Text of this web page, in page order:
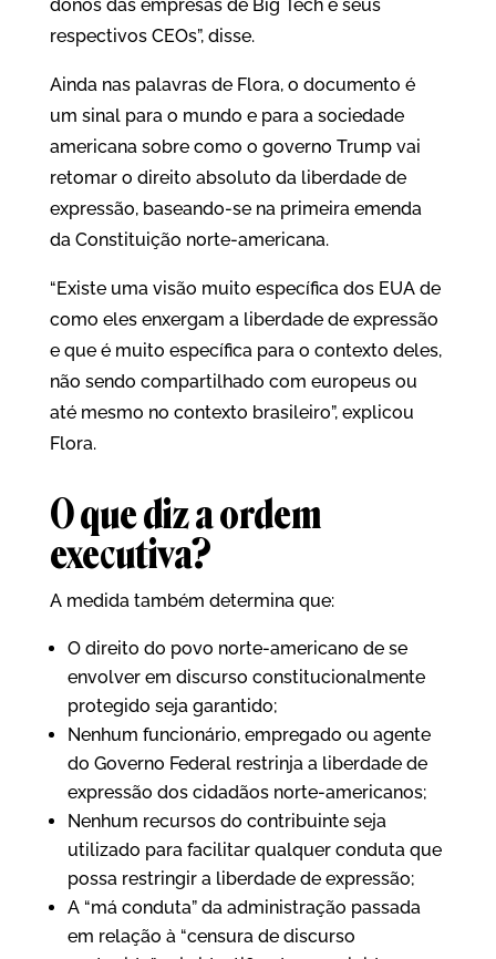
donos das empresas de Big Tech e seus
respectivos CEOs”, disse.
Ainda nas palavras de Flora, o documento é
um sinal para o mundo e para a sociedade
americana sobre como o governo Trump vai
retomar o direito absoluto da liberdade de
expressão, baseando-se na primeira emenda
da Constituição norte-americana.
“Existe uma visão muito específica dos EUA de
como eles enxergam a liberdade de expressão
e que é muito específica para o contexto deles,
não sendo compartilhado com europeus ou
até mesmo no contexto brasileiro”, explicou
Flora.
O que diz a ordem
executiva?
A medida também determina que:
O direito do povo norte-americano de se
envolver em discurso constitucionalmente
protegido seja garantido;
Nenhum funcionário, empregado ou agente
do Governo Federal restrinja a liberdade de
expressão dos cidadãos norte-americanos;
Nenhum recursos do contribuinte seja
utilizado para facilitar qualquer conduta que
possa restringir a liberdade de expressão;
A “má conduta” da administração passada
em relação à “censura de discurso